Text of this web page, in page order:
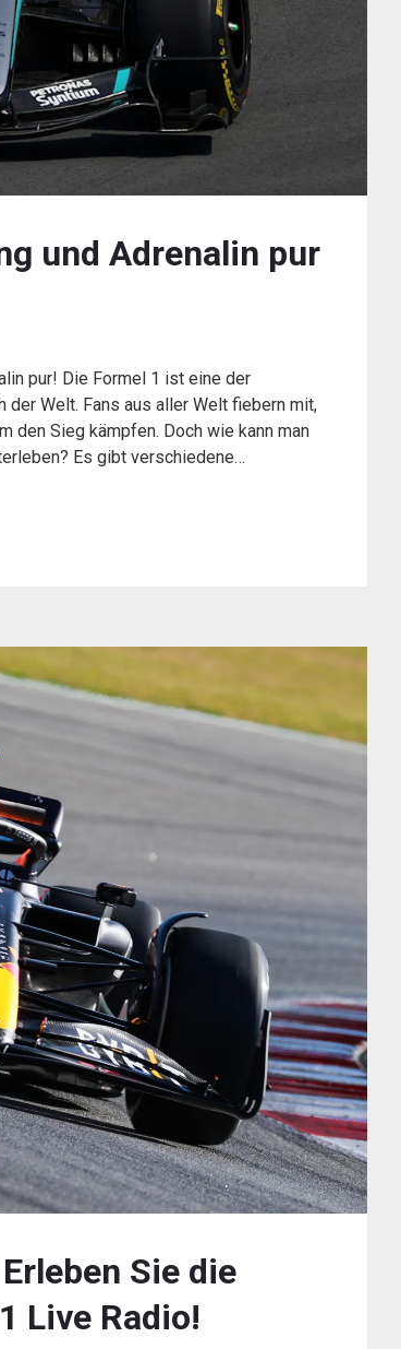
und Adrenalin pur
pur! Die Formel 1 ist eine der
Welt. Fans aus aller Welt fiebern mit,
den Sieg kämpfen. Doch wie kann man
Es gibt verschiedene…
Sie die
Live Radio!